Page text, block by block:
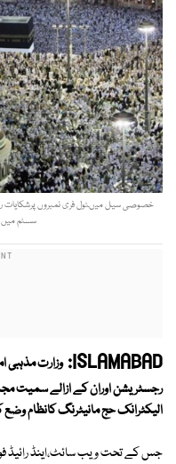
خصوصی سیل میںٹول فری نمبروں پرشکایات
سسٹم میں
ISLAMABAD:
رجسٹریشن اوران کے ازالے سمیت
الیکٹرانک حج مانیٹرنگ کانظام وضع
جس کے تحت ویب سائٹ،اینڈ رائیڈ